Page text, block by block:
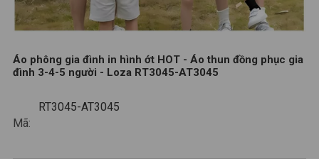
Áo phông gia đình in hình ớt HOT - Áo thun đồng phục gia
đình 3-4-5 người - Loza RT3045-AT3045
Mã:
RT3045-AT3045